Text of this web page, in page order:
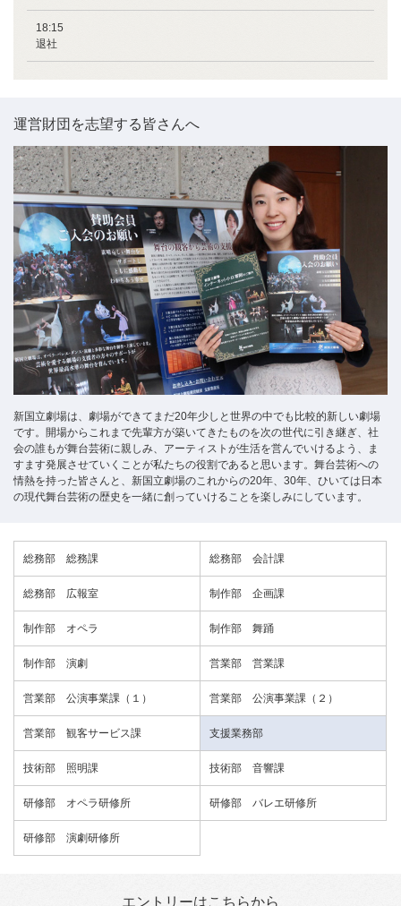
18:15
退社
運営財団を志望する皆さんへ
新国立劇場は、劇場ができてまだ20年少しと世界の中でも比較的新しい劇場
です。開場からこれまで先輩方が築いてきたものを次の世代に引き継ぎ、社
会の誰もが舞台芸術に親しみ、アーティストが生活を営んでいけるよう、ま
すます発展させていくことが私たちの役割であると思います。舞台芸術への
情熱を持った皆さんと、新国立劇場のこれからの20年、30年、ひいては日本
の現代舞台芸術の歴史を一緒に創っていけることを楽しみにしています。
総務部 総務課 総務部 会計課
総務部 広報室 制作部 企画課
制作部 オペラ 制作部 舞踊
制作部 演劇 営業部 営業課
営業部 公演事業課（１） 営業部 公演事業課（２）
営業部 観客サービス課 支援業務部
技術部 照明課 技術部 音響課
研修部 オペラ研修所 研修部 バレエ研修所
研修部 演劇研修所
エントリーはこちらから